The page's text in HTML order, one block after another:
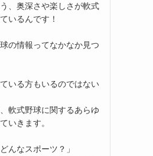
、奥深さや楽しさが軟式
いるんです！
球の情報ってなかなか見つ
いる方もいるのではない
軟式野球に関するあらゆ
いきます。
んなスポーツ？」